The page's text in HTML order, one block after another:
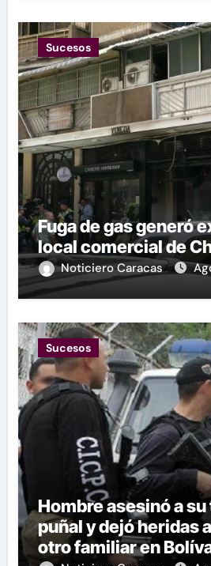
Sucesos
Fuga de gas generó
local comercial de
Noticiero Caracas
Sucesos
Hombre asesinó a su
puñal y dejó heridas
otro familiar en